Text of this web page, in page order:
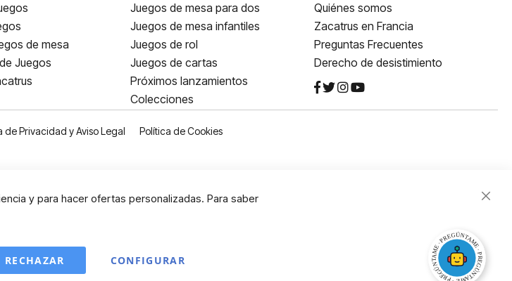
de mesa
Juegos
Juegos de mesa para dos
Juegos de mesa infantiles
Juegos de rol
Juegos de cartas
Próximos lanzamientos
Colecciones
Quiénes somos
Zacatrus en Francia
Preguntas Frecuentes
Derecho de desistimiento
de Privacidad y Aviso Legal Política de Cookies
y para hacer ofertas personalizadas. Para saber
CONFIGURAR
RECHAZAR